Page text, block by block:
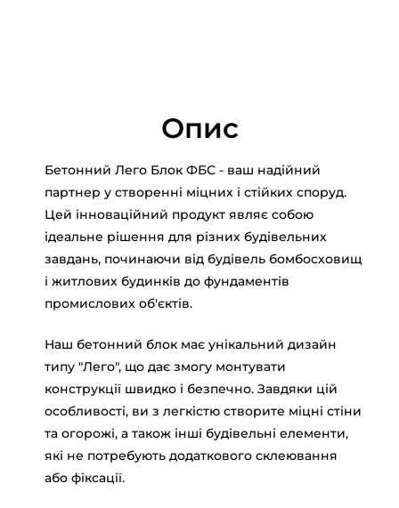
Опис
Бетонний Лего Блок ФБС - ваш надійний
партнер у створенні міцних і стійких споруд.
Цей інноваційний продукт являє собою
ідеальне рішення для різних будівельних
завдань, починаючи від будівель бомбосховищ
і житлових будинків до фундаментів
промислових об'єктів.
Наш бетонний блок має унікальний дизайн
типу "Лего", що дає змогу монтувати
конструкції швидко і безпечно. Завдяки цій
особливості, ви з легкістю створите міцні стіни
та огорожі, а також інші будівельні елементи,
які не потребують додаткового склеювання
або фіксації.